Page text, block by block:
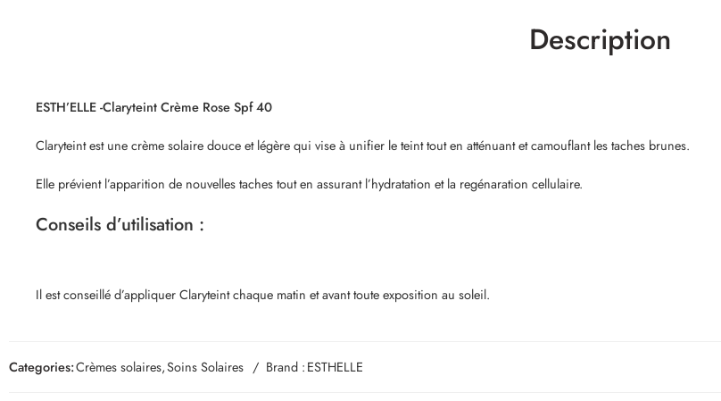
Description
ESTH’ELLE -Claryteint Crème Rose Spf 40
Claryteint est une crème solaire douce et légère qui vise à unifier le teint tout en atténuant et camouflant les taches brunes.
Elle prévient l’apparition de nouvelles taches tout en assurant l’hydratation et la regénaration cellulaire.
Conseils d’utilisation :
Il est conseillé d’appliquer Claryteint chaque matin et avant toute exposition au soleil.
Categories:Crèmes solaires,Soins Solaires Brand :ESTHELLE